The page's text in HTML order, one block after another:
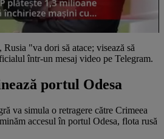
"va dori să atace; visează să
într-un mesaj video pe Telegram.
portul Odesa
va simula o retragere către Crimeea
accesul în portul Odesa, flota rusă